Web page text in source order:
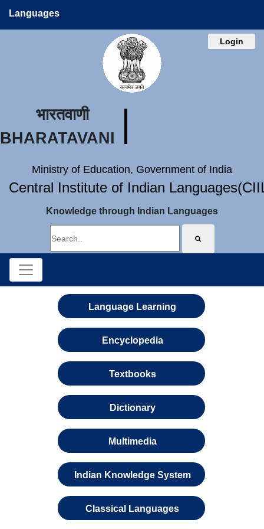
Languages
Login
भारतवाणी
BHARATAVANI
Ministry of Education, Government of India
Central Institute of Indian
Knowledge through Indian Languages
Language Learning
Encyclopedia
Textbooks
Dictionary
Multimedia
Indian Knowledge System
Classical Languages